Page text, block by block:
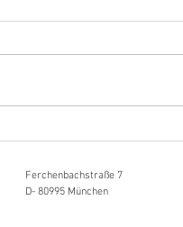
Ferchenbachstraße 7
D- 80995 München